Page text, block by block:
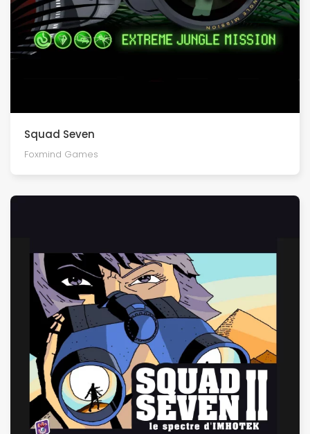
Squad Seven
Foxmind Games